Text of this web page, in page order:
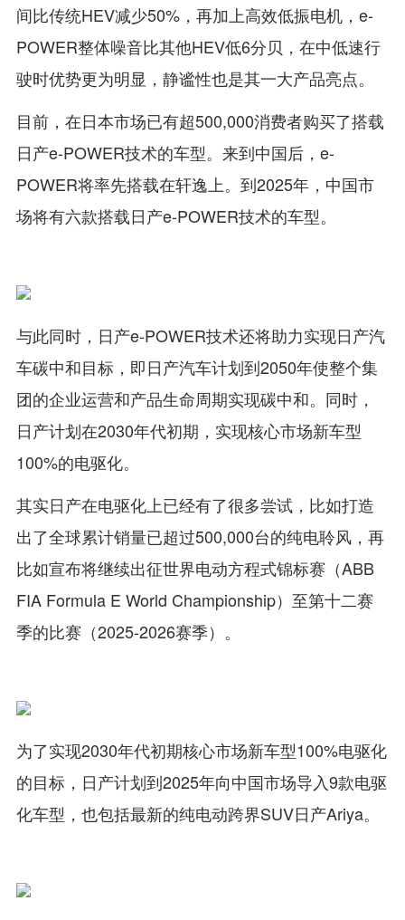
间比传统HEV减少50%，再加上高效低振电机，e-
POWER整体噪音比其他HEV低6分贝，在中低速行
驶时优势更为明显，静谧性也是其一大产品亮点。
目前，在日本市场已有超500,000消费者购买了搭载
日产e-POWER技术的车型。来到中国后，e-
POWER将率先搭载在轩逸上。到2025年，中国市
场将有六款搭载日产e-POWER技术的车型。
与此同时，日产e-POWER技术还将助力实现日产汽
车碳中和目标，即日产汽车计划到2050年使整个集
团的企业运营和产品生命周期实现碳中和。同时，
日产计划在2030年代初期，实现核心市场新车型
100%的电驱化。
其实日产在电驱化上已经有了很多尝试，比如打造
出了全球累计销量已超过500,000台的纯电聆风，再
比如宣布将继续出征世界电动方程式锦标赛（ABB
FIA Formula E World Championship）至第十二赛
季的比赛（2025-2026赛季）。
为了实现2030年代初期核心市场新车型100%电驱化
的目标，日产计划到2025年向中国市场导入9款电驱
化车型，也包括最新的纯电动跨界SUV日产Ariya。